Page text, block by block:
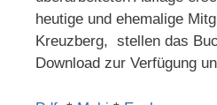
heutige und ehemalige
Kreuzberg, stellen das
Download zur Verfügung